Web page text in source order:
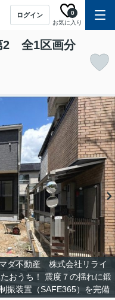
ログイン
お気に入り
0
2 全1区画分
ダ不動産 株式会社リライ
おうち！ 震度７の揺れに鍛
振装置（SAFE365）を完備